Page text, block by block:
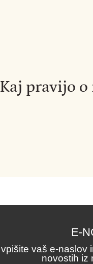
Kaj pravijo
E-
vpišite vaš e-naslov
novostih iz